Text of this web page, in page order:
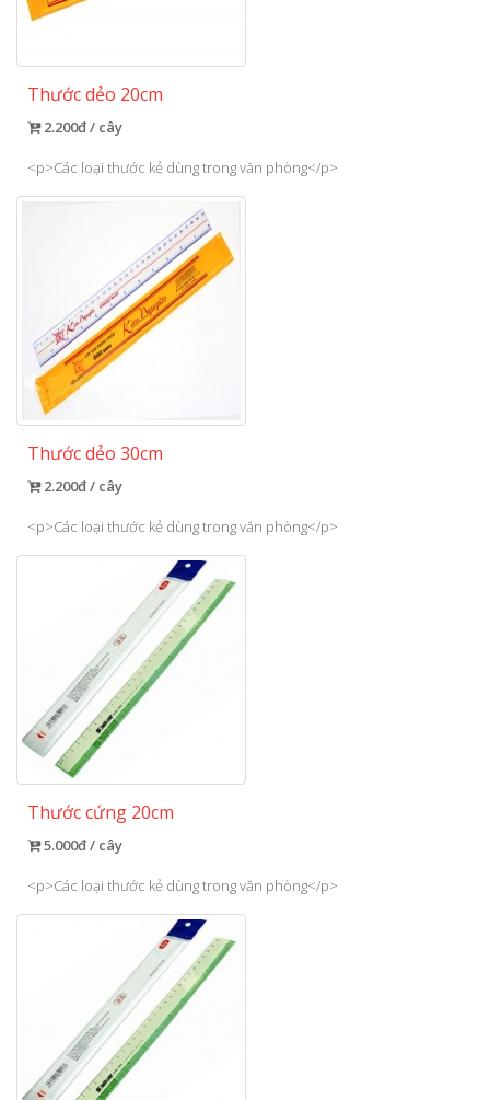
Thước dẻo 20cm
2.200đ / cây
<p>Các loại thước kẻ dùng trong văn phòng</p>
Thước dẻo 30cm
2.200đ / cây
<p>Các loại thước kẻ dùng trong văn phòng</p>
Thước cứng 20cm
5.000đ / cây
<p>Các loại thước kẻ dùng trong văn phòng</p>